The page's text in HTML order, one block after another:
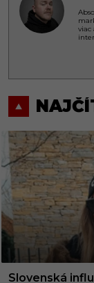
viac
Slovenská